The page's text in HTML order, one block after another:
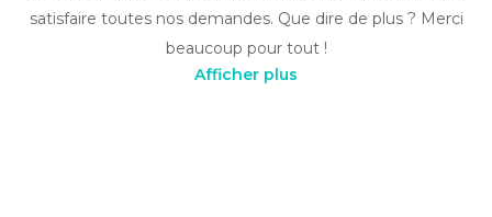
satisfaire toutes nos demandes. Que dire de plus ? Merci
beaucoup pour tout !
Afficher plus